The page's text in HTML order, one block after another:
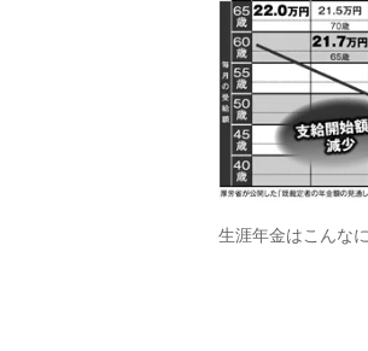
生涯年金はこんな